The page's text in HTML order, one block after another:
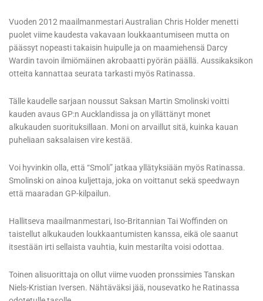
Vuoden 2012 maailmanmestari Australian Chris Holder menetti
puolet viime kaudesta vakavaan loukkaantumiseen mutta on
päässyt nopeasti takaisin huipulle ja on maamiehensä Darcy
Wardin tavoin ilmiömäinen akrobaatti pyörän päällä. Aussikaksikon
otteita kannattaa seurata tarkasti myös Ratinassa.
Tälle kaudelle sarjaan noussut Saksan Martin Smolinski voitti
kauden avaus GP:n Aucklandissa ja on yllättänyt monet
alkukauden suorituksillaan. Moni on arvaillut sitä, kuinka kauan
puheliaan saksalaisen vire kestää.
Voi hyvinkin olla, että “Smoli” jatkaa yllätyksiään myös Ratinassa.
Smolinski on ainoa kuljettaja, joka on voittanut sekä speedwayn
että maaradan GP-kilpailun.
Hallitseva maailmanmestari, Iso-Britannian Tai Woffinden on
taistellut alkukauden loukkaantumisten kanssa, eikä ole saanut
itsestään irti sellaista vauhtia, kuin mestarilta voisi odottaa.
Toinen alisuorittaja on ollut viime vuoden pronssimies Tanskan
Niels-Kristian Iversen. Nähtäväksi jää, nousevatko he Ratinassa